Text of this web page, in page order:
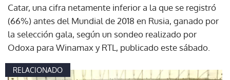
Catar, una cifra netamente inferior a la que se registró
(66%) antes del Mundial de 2018 en Rusia, ganado por
la selección gala, según un sondeo realizado por
Odoxa para Winamax y RTL, publicado este sábado.
RELACIONADO